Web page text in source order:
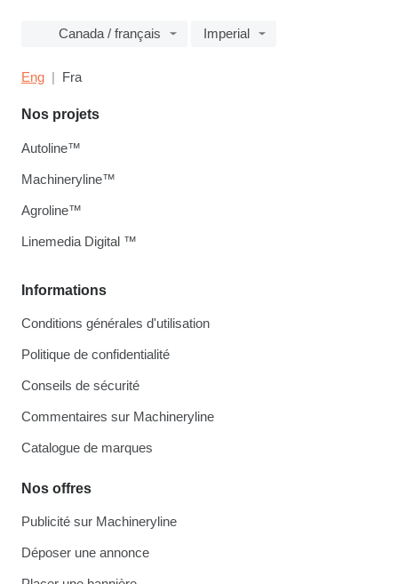
Canada / français Imperial
Eng Fra
Informations
Conditions générales d'utilisation
Politique de confidentialité
Conseils de sécurité
Commentaires sur Machineryline
Catalogue de marques
Nos offres
Publicité sur Machineryline
Déposer une annonce
Nos projets
Autoline™
Machineryline™
Agroline™
Linemedia Digital ™